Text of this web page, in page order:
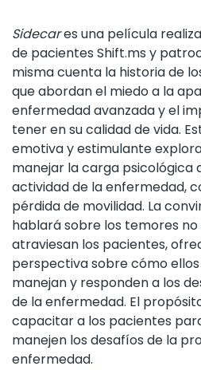
Sidecares una película
de pacientes Shift.ms y
misma cuenta la historia de
que abordan el miedo a la
enfermedad avanzada y el
tener en su calidad de vida.
emotiva y estimulante
manejar la carga psicológica
actividad de la enfermedad,
pérdida de movilidad. La
hablará sobre los temores
atraviesan los pacientes,
perspectiva sobre cómo
manejan y responden a los
de la enfermedad. El
capacitar a los pacientes
manejen los desafíos de la
enfermedad.